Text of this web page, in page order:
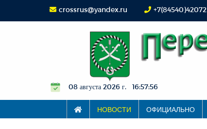
crossrus@yandex.ru +7(84540)42072
08 августа 2026 г. 16:57:57
НОВОСТИ ОФИЦИАЛЬНО